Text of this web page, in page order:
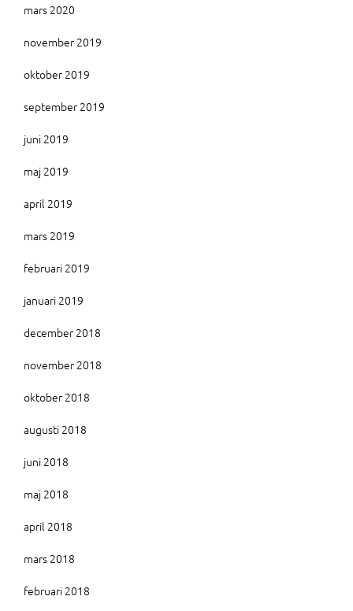
mars 2020
november 2019
oktober 2019
september 2019
juni 2019
maj 2019
april 2019
mars 2019
februari 2019
januari 2019
december 2018
november 2018
oktober 2018
augusti 2018
juni 2018
maj 2018
april 2018
mars 2018
februari 2018